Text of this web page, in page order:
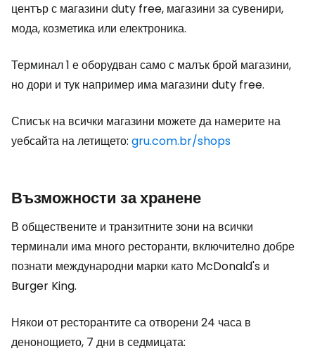
център с магазини duty free, магазини за сувенири,
мода, козметика или електроника.
Терминал 1 е оборудван само с малък брой магазини,
но дори и тук например има магазини duty free.
Списък на всички магазини можете да намерите на
уебсайта на летището: gru.com.br/shops
Възможности за хранене
В обществените и транзитните зони на всички
терминали има много ресторанти, включително добре
познати международни марки като McDonald's и
Burger King.
Някои от ресторантите са отворени 24 часа в
денонощието, 7 дни в седмицата: